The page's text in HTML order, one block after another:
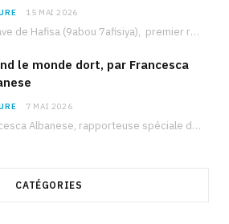
15 MAI 2026
Le cave de Hafisa (9abou 7afisiya), premier roman du journaliste tunisien Mohamed Amine Ben Hlel,…
le monde dort, par Francesca
7 MAI 2026
Francesca Albanese, rapporteuse spéciale de l’ONU sur les territoires palestiniens occupés, était à Tunis pour…
CATÉGORIES